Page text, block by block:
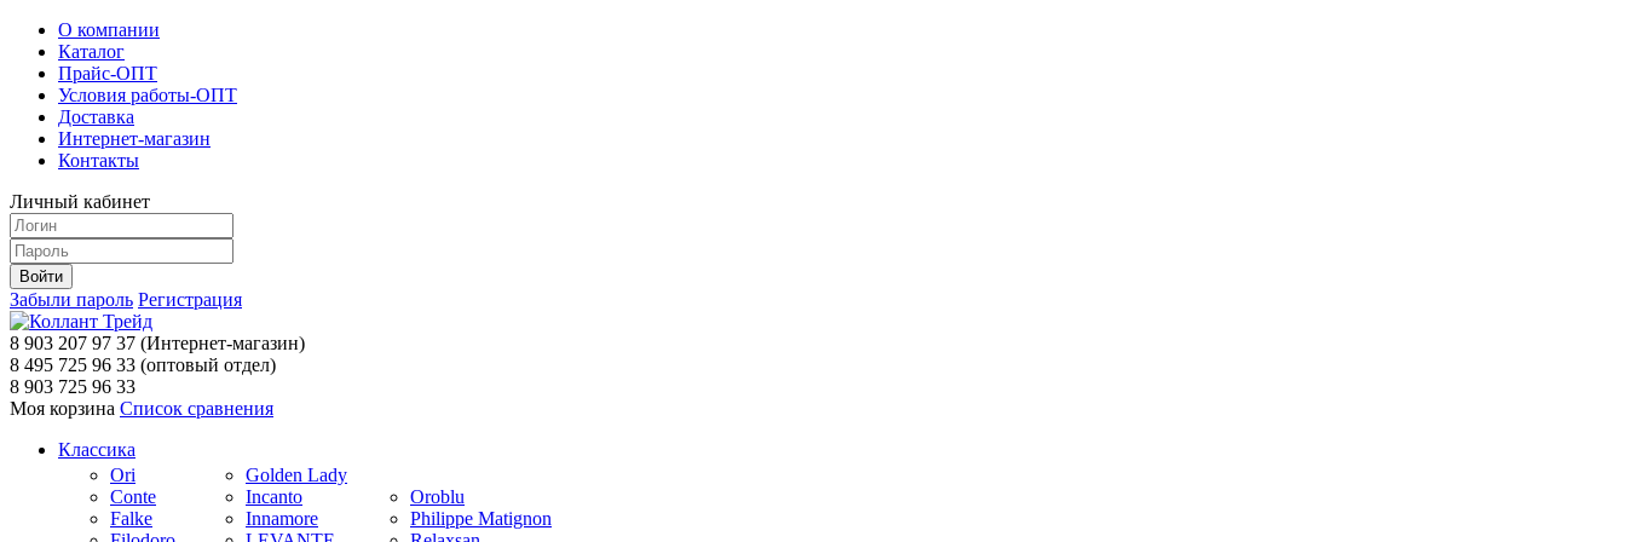
О компании
Каталог
Прайс-ОПТ
Условия работы-ОПТ
Доставка
Интернет-магазин
Контакты
Личный кабинет
Забыли пароль Регистрация
8 903 207 97 37 (Интернет-магазин)
8 495 725 96 33 (оптовый отдел)
8 903 725 96 33
Моя корзина Список сравнения
Классика
Ori
Conte
Falke
Golden Lady
Incanto
Innamore
Oroblu
Philippe Matignon